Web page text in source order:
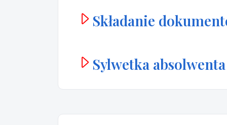
Składanie
Sylwetka absolwenta